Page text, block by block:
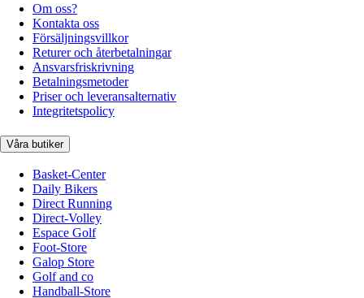
Om oss?
Kontakta oss
Försäljningsvillkor
Returer och återbetalningar
Ansvarsfriskrivning
Betalningsmetoder
Priser och leveransalternativ
Integritetspolicy
Våra butiker
Basket-Center
Daily Bikers
Direct Running
Direct-Volley
Espace Golf
Foot-Store
Galop Store
Golf and co
Handball-Store